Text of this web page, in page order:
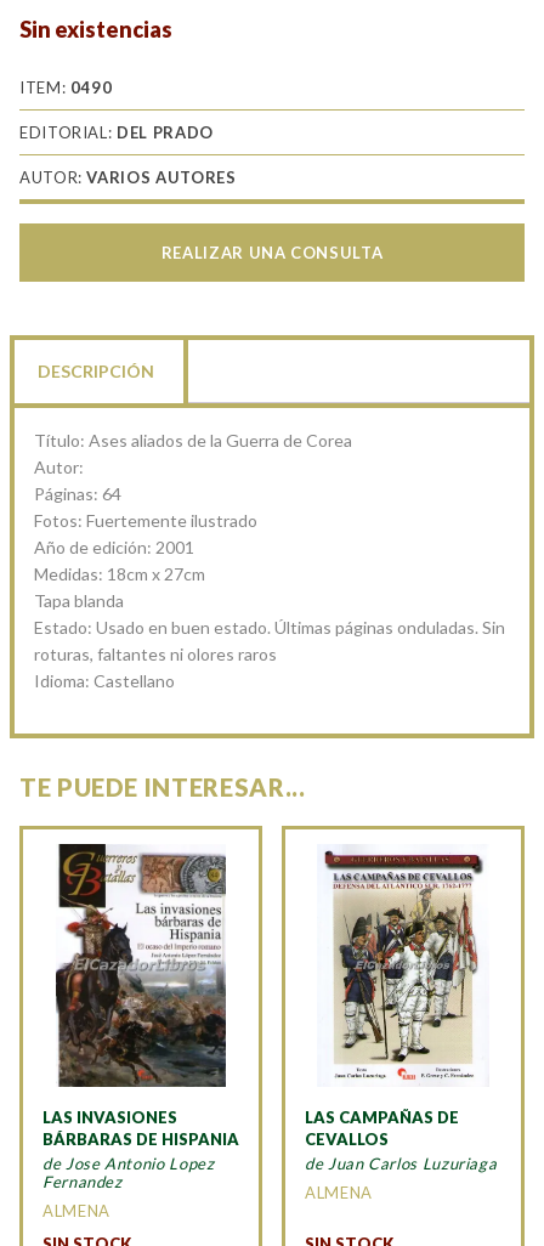
Sin existencias
ITEM: 0490
EDITORIAL: DEL PRADO
AUTOR:VARIOS AUTORES
REALIZAR UNA CONSULTA
DESCRIPCIÓN
Título: Ases aliados de la Guerra de Corea
Autor:
Páginas: 64
Fotos: Fuertemente ilustrado
Año de edición: 2001
Medidas: 18cm x 27cm
Tapa blanda
Estado: Usado en buen estado. Últimas páginas onduladas. Sin
roturas, faltantes ni olores raros
Idioma: Castellano
TE PUEDE INTERESAR...
LAS INVASIONES
BÁRBARAS DE HISPANIA
de Jose Antonio Lopez
Fernandez
ALMENA
LAS CAMPAÑAS DE
CEVALLOS
de Juan Carlos Luzuriaga
ALMENA